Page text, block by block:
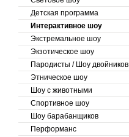
Детская программа
Интерактивное шоу
Экстремальное шоу
Экзотическое шоу
Пародисты / Шоу двойников
Этническое шоу
Шоу с животными
Спортивное шоу
Шоу барабанщиков
Перформанс